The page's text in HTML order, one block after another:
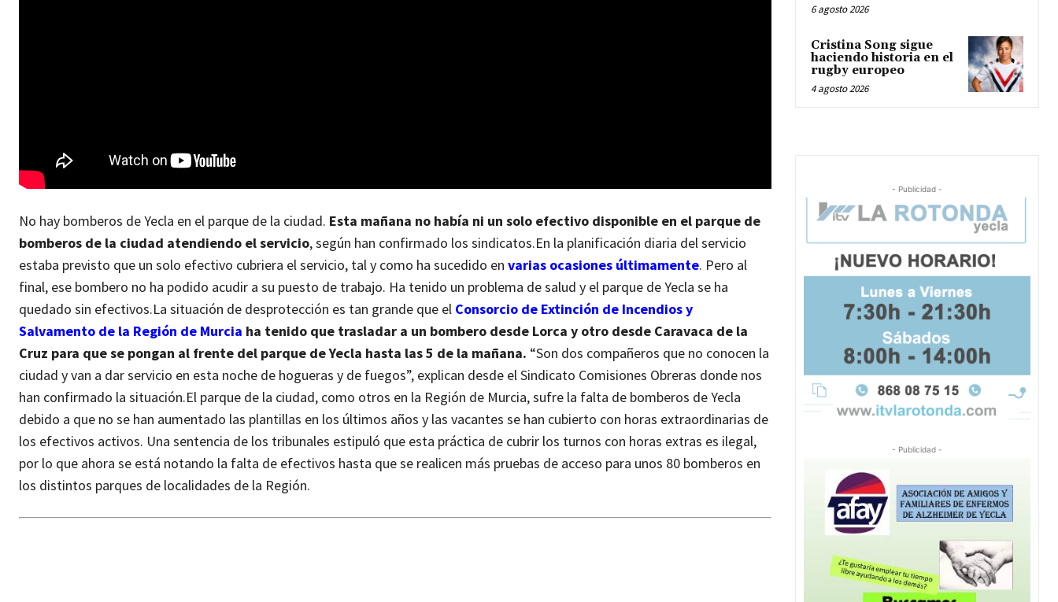
No hay bomberos de Yecla en el parque de la ciudad. Esta mañana no había ni un solo efectivo disponible en el parque de
bomberos de la ciudad atendiendo el servicio, según han confirmado los sindicatos.En la planificación diaria del servicio
estaba previsto que un solo efectivo cubriera el servicio, tal y como ha sucedido en varias ocasiones últimamente. Pero al
final, ese bombero no ha podido acudir a su puesto de trabajo. Ha tenido un problema de salud y el parque de Yecla se ha
quedado sin efectivos.La situación de desprotección es tan grande que el Consorcio de Extinción de Incendios y
Salvamento de la Región de Murcia ha tenido que trasladar a un bombero desde Lorca y otro desde Caravaca de la
Cruz para que se pongan al frente del parque de Yecla hasta las 5 de la mañana. “Son dos compañeros que no conocen la
ciudad y van a dar servicio en esta noche de hogueras y de fuegos”, explican desde el Sindicato Comisiones Obreras donde nos
han confirmado la situación.El parque de la ciudad, como otros en la Región de Murcia, sufre la falta de bomberos de Yecla
debido a que no se han aumentado las plantillas en los últimos años y las vacantes se han cubierto con horas extraordinarias de
los efectivos activos. Una sentencia de los tribunales estipuló que esta práctica de cubrir los turnos con horas extras es ilegal,
por lo que ahora se está notando la falta de efectivos hasta que se realicen más pruebas de acceso para unos 80 bomberos en
los distintos parques de localidades de la Región.
6 agosto 2026
Cristina Song sigue
haciendo historia en el
rugby europeo
4 agosto 2026
- Publicidad -
- Publicidad -